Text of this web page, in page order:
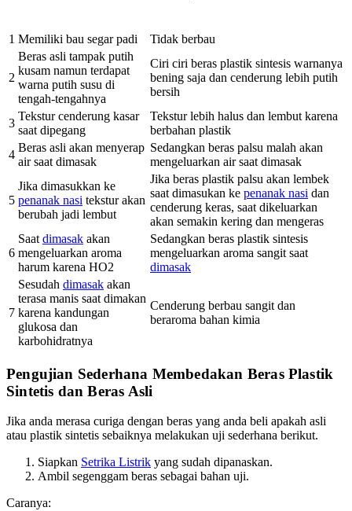
1 Memiliki bau segar padi Tidak berbau
2
Beras asli tampak putih
kusam namun terdapat
warna putih susu di
tengah-tengahnya
Ciri ciri beras plastik sintesis warnanya
bening saja dan cenderung lebih putih
bersih
3
Tekstur cenderung kasar
saat dipegang
Tekstur lebih halus dan lembut karena
berbahan plastik
4
Beras asli akan menyerap
air saat dimasak
Sedangkan beras palsu malah akan
mengeluarkan air saat dimasak
5
Jika dimasukkan ke
penanak nasi tekstur akan
berubah jadi lembut
Jika beras plastik palsu akan lembek
saat dimasukan ke penanak nasi dan
cenderung keras, saat dikeluarkan
akan semakin kering dan mengeras
6
Saat dimasak akan
mengeluarkan aroma
harum karena HO2
Sedangkan beras plastik sintesis
mengeluarkan aroma sangit saat
dimasak
7
Sesudah dimasak akan
terasa manis saat dimakan
karena kandungan
glukosa dan
karbohidratnya
Cenderung berbau sangit dan
beraroma bahan kimia
Pengujian Sederhana Membedakan Beras Plastik
Sintetis dan Beras Asli
Jika anda merasa curiga dengan beras yang anda beli apakah asli
atau plastik sintetis sebaiknya melakukan uji sederhana berikut.
Siapkan Setrika Listrik yang sudah dipanaskan.
Ambil segenggam beras sebagai bahan uji.
Caranya: